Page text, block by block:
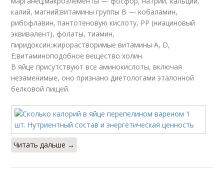
калий, магний;витамины группы B — кобаламин,
рибофлавин, пантотеновую кислоту, РР (ниациновый
эквивалент), фолаты, тиамин,
пиридоксин;жирорастворимые витамины A, D,
E;витаминоподобное вещество холин.
В яйце присутствуют все аминокислоты, включая
незаменимые, оно признано диетологами эталонной
белковой пищей.
Читать дальше →